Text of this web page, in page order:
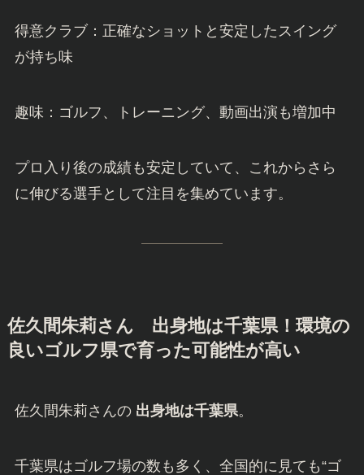
得意クラブ：正確なショットと安定したスイング
が持ち味
趣味：ゴルフ、トレーニング、動画出演も増加中
プロ入り後の成績も安定していて、これからさら
に伸びる選手として注目を集めています。
佐久間朱莉さん
出身地は千葉県！環境の
良いゴルフ県で育った可能性が高い
佐久間朱莉さんの 出身地は千葉県。
千葉県はゴルフ場の数も多く、全国的に見ても“ゴ